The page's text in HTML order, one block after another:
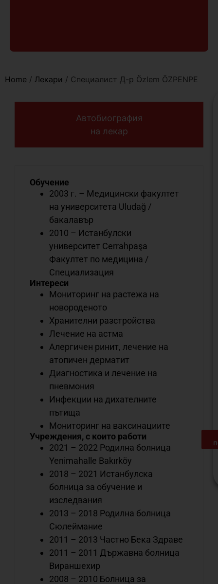
Home / Лекари / Специалист Д-р Özlem ÖZPENPE
Автобиография
на лекар
Обучение
2003 г. – Медицински факултет
на университета Uludağ /
бакалавър
2010 – Истанбулски
университет Cerrahpaşa
Факултет по медицина /
Специализация
Интереси
Мониторинг на растежа на
новороденото
Хранителни разстройства
Лечение на астма
Алергичен ринит, лечение на
атопичен дерматит
Диагностика и лечение на
пневмония
Инфекции на дихателните
пътища
Мониторинг на ваксинациите
Учреждения, с които работи
2021 – 2022 Родилна болница
Yenimahalle Bakırköy
2018 – 2021 Истанбулска
болница за обучение и
изследвания
2013 – 2018 Родилна болница
Сюлеймание
2011 – 2013 Частно Бека Здраве
2011 – 2011 Държавна болница
Вираншехир
2008 – 2010 Болница за